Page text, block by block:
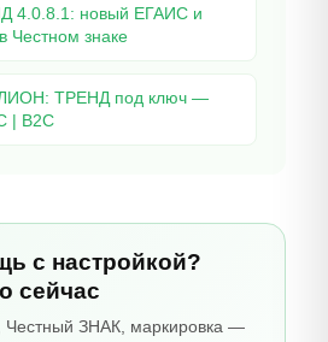
4.0.8.1: новый ЕГАИС и
Честном знаке
ТРЕНД под ключ —
| B2C
с настройкой?
сейчас
Честный ЗНАК, маркировка —